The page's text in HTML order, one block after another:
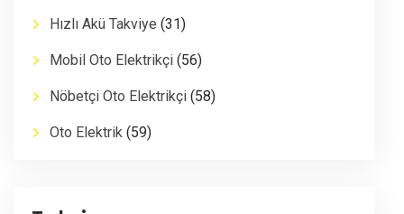
Hızlı Akü Takviye (31)
Mobil Oto Elektrikçi (56)
Nöbetçi Oto Elektrikçi (58)
Oto Elektrik (59)